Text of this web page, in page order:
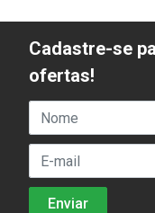
Cadastre-se
ofertas!